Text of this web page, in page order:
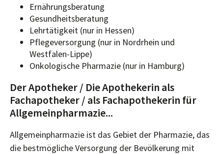
Ernährungsberatung
Gesundheitsberatung
Lehrtätigkeit (nur in Hessen)
Pflegeversorgung (nur in Nordrhein und
Westfalen-Lippe)
Onkologische Pharmazie (nur in Hamburg)
Der Apotheker / Die Apothekerin als
Fachapotheker / als Fachapothekerin für
Allgemeinpharmazie...
Allgemeinpharmazie ist das Gebiet der Pharmazie, das
die bestmögliche Versorgung der Bevölkerung mit